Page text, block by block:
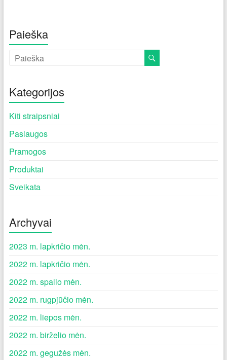
Paieška
Kategorijos
Kiti straipsniai
Paslaugos
Pramogos
Produktai
Sveikata
Archyvai
2023 m. lapkričio mėn.
2022 m. lapkričio mėn.
2022 m. spalio mėn.
2022 m. rugpjūčio mėn.
2022 m. liepos mėn.
2022 m. birželio mėn.
2022 m. gegužės mėn.